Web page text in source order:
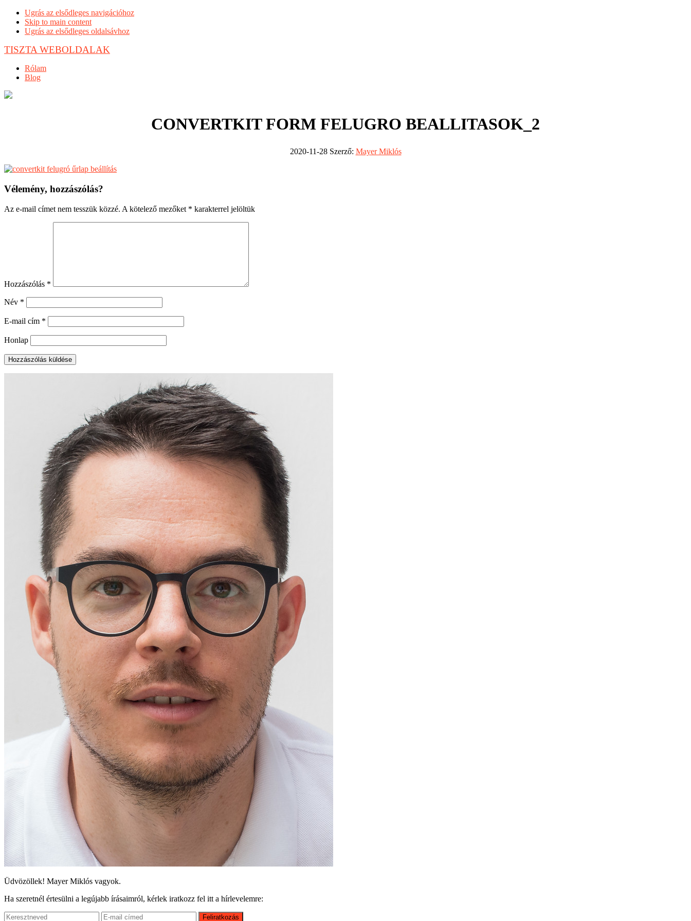
Ugrás az elsődleges navigációhoz
Skip to main content
Ugrás az elsődleges oldalsávhoz
TISZTA WEBOLDALAK
Rólam
Blog
CONVERTKIT FORM FELUGRO BEALLITASOK_2
2020-11-28Szerző: Mayer Miklós
Reader
Vélemény, hozzászólás?
Az e-mail címet nem tesszük közzé. A kötelező mezőket * karakterrel jelöltük
Hozzászólás *
Név *
E-mail cím *
Honlap
Üdvözöllek! Mayer Miklós vagyok.
Ha szeretnél értesülni a legújabb írásaimról, kérlek iratkozz fel itt a hírlevelemre: